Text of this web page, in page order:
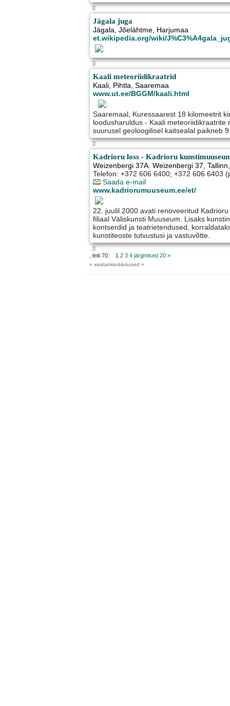
[]
Jägala juga
Jägala,Jõelähtme, Harjumaa
et.wikipedia.org/wiki/
[]
Kaali meteoriidikraatrid
Kaali, Pihtla, Saaremaa
www.ut.ee/BGGM/kaali.html
Saaremaal, Kuressaarest 18 kilomeetrit
loodusharuldus - Kaali meteoriidikraatrite
suurusel geoloogilisel kaitsealal paikneb
[]
Kadrioru loss - Kadrioru
Weizenbergi 37A. Weizenbergi 37,Tallinn
Telefon: +372 606 6400; +372 606 6403
Saada e-mail
www.kadriorumuuseum.ee/et/
22. juulil 2000 avati renoveeritud
filiaal Väliskunsti Muuseum. Lisaks
kontserdid ja teatrietendused,
kunstiteoste tutvustusi ja vastuvõtte.
[]
, leiti 70: 1 2 3 4 järgmised 20 »
» vaatamisväärsused »